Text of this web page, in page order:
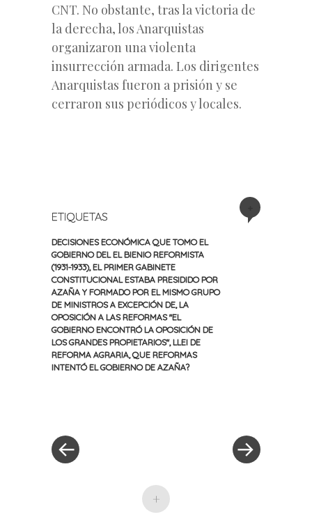
CNT. No obstante, tras la victoria de
la derecha, los Anarquistas
organizaron una violenta
insurrección armada. Los dirigentes
Anarquistas fueron a prisión y se
cerraron sus periódicos y locales.
ETIQUETAS
DECISIONES ECONÓMICA QUE TOMO EL
GOBIERNO DEL EL BIENIO REFORMISTA
(1931-1933), EL PRIMER GABINETE
CONSTITUCIONAL ESTABA PRESIDIDO POR
AZAÑA Y FORMADO POR EL MISMO GRUPO
DE MINISTROS A EXCEPCIÓN DE LA
OPOSICIÓN A LAS REFORMAS "EL
GOBIERNO ENCONTRÓ LA OPOSICIÓN DE
LOS GRANDES PROPIETARIOS", LLEI DE
REFORMA AGRARIA ,QUE REFORMAS
INTENTÓ EL GOBIERNO DE AZAÑA?
entradas
+